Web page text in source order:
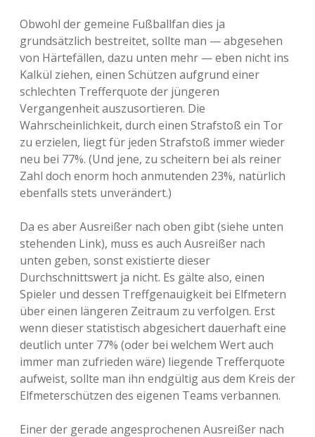
Obwohl der gemeine Fußballfan dies ja
grundsätzlich bestreitet, sollte man — abgesehen
von Härtefällen, dazu unten mehr — eben nicht ins
Kalkül ziehen, einen Schützen aufgrund einer
schlechten Trefferquote der jüngeren
Vergangenheit auszusortieren. Die
Wahrscheinlichkeit, durch einen Strafstoß ein Tor
zu erzielen, liegt für jeden Strafstoß immer wieder
neu bei 77%. (Und jene, zu scheitern bei als reiner
Zahl doch enorm hoch anmutenden 23%, natürlich
ebenfalls stets unverändert.)
Da es aber Ausreißer nach oben gibt (siehe unten
stehenden Link), muss es auch Ausreißer nach
unten geben, sonst existierte dieser
Durchschnittswert ja nicht. Es gälte also, einen
Spieler und dessen Treffgenauigkeit bei Elfmetern
über einen längeren Zeitraum zu verfolgen. Erst
wenn dieser statistisch abgesichert dauerhaft eine
deutlich unter 77% (oder bei welchem Wert auch
immer man zufrieden wäre) liegende Trefferquote
aufweist, sollte man ihn endgültig aus dem Kreis der
Elfmeterschützen des eigenen Teams verbannen.
Einer der gerade angesprochenen Ausreißer nach